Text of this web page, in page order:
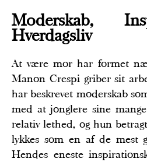
Moderskab,
Hverdagsliv
At være mor har formet
Manon Crespi griber sit
har beskrevet moderskab
med at jonglere sine
relativ lethed, og hun
lykkes som en af de mest
Hendes eneste